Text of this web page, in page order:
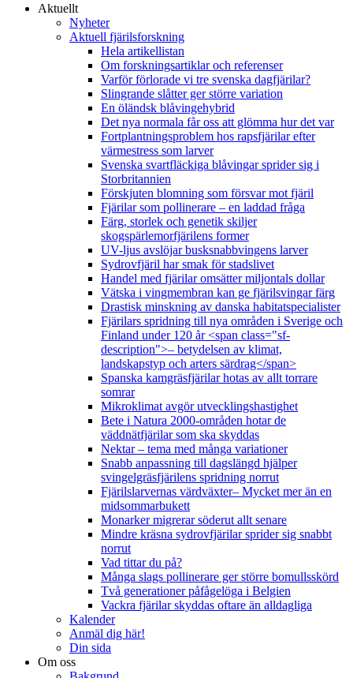
Aktuellt
Nyheter
Aktuell fjärilsforskning
Hela artikellistan
Om forskningsartiklar och referenser
Varför förlorade vi tre svenska dagfjärilar?
Slingrande slåtter ger större variation
En öländsk blåvingehybrid
Det nya normala får oss att glömma hur det var
Fortplantningsproblem hos rapsfjärilar efter
värmestress som larver
Svenska svartfläckiga blåvingar sprider sig i
Storbritannien
Förskjuten blomning som försvar mot fjäril
Fjärilar som pollinerare – en laddad fråga
Färg, storlek och genetik skiljer
skogspärlemorfjärilens former
UV-ljus avslöjar busksnabbvingens larver
Sydrovfjäril har smak för stadslivet
Handel med fjärilar omsätter miljontals dollar
Vätska i vingmembran kan ge fjärilsvingar färg
Drastisk minskning av danska habitatspecialister
Fjärilars spridning till nya områden i Sverige och
Finland under 120 år <span class="sf-
description">– betydelsen av klimat,
landskapstyp och arters särdrag</span>
Spanska kamgräsfjärilar hotas av allt torrare
somrar
Mikroklimat avgör utvecklingshastighet
Bete i Natura 2000-områden hotar de
väddnätfjärilar som ska skyddas
Nektar – tema med många variationer
Snabb anpassning till dagslängd hjälper
svingelgräsfjärilens spridning norrut
Fjärilslarvernas värdväxter– Mycket mer än en
midsommarbukett
Monarker migrerar söderut allt senare
Mindre kräsna sydrovfjärilar sprider sig snabbt
norrut
Vad tittar du på?
Många slags pollinerare ger större bomullsskörd
Två generationer påfågelöga i Belgien
Vackra fjärilar skyddas oftare än alldagliga
Kalender
Anmäl dig här!
Din sida
Om oss